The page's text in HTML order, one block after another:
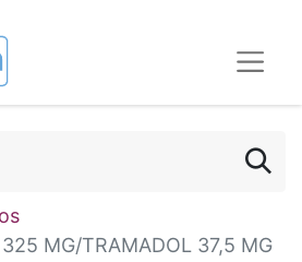
325 MG/TRAMADOL 37,5 MG